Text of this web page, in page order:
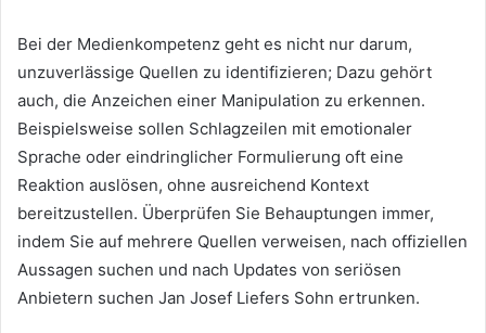
Bei der Medienkompetenz geht es nicht nur darum,
unzuverlässige Quellen zu identifizieren; Dazu gehört
auch, die Anzeichen einer Manipulation zu erkennen.
Beispielsweise sollen Schlagzeilen mit emotionaler
Sprache oder eindringlicher Formulierung oft eine
Reaktion auslösen, ohne ausreichend Kontext
bereitzustellen. Überprüfen Sie Behauptungen immer,
indem Sie auf mehrere Quellen verweisen, nach offiziellen
Aussagen suchen und nach Updates von seriösen
Anbietern suchen Jan Josef Liefers Sohn ertrunken.